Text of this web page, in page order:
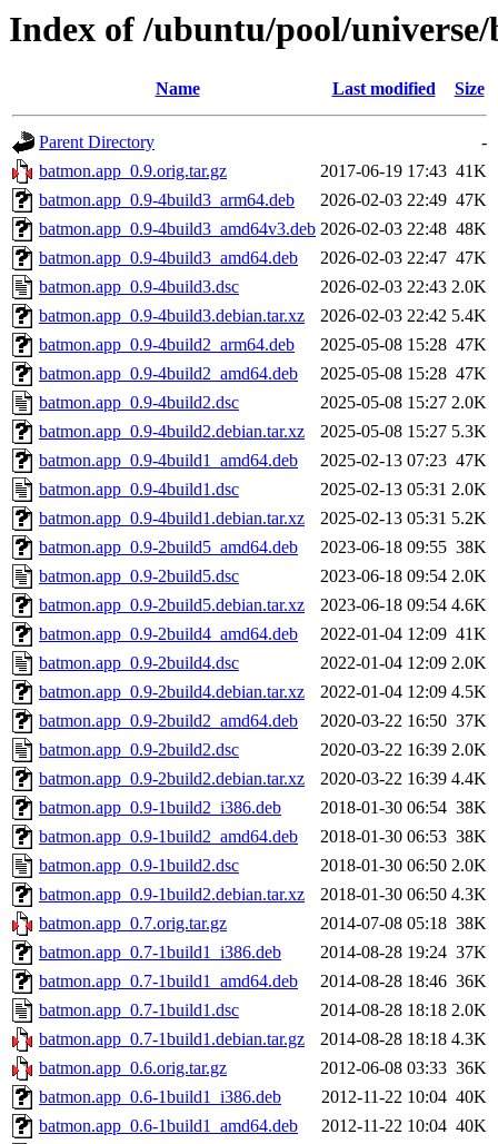
Index of /ubuntu/pool/
Name Last modified Size
Parent Directory
-
batmon.app_0.9.orig.tar.gz
2017-06-19 17:43 41K
batmon.app_0.9-4build3_arm64.deb
2026-02-03 22:49 47K
batmon.app_0.9-4build3_amd64v3.deb 2026-02-03 22:48 48K
batmon.app_0.9-4build3_amd64.deb
2026-02-03 22:47 47K
batmon.app_0.9-4build3.dsc
2026-02-03 22:43 2.0K
batmon.app_0.9-4build3.debian.tar.xz
2026-02-03 22:42 5.4K
batmon.app_0.9-4build2_arm64.deb
2025-05-08 15:28 47K
batmon.app_0.9-4build2_amd64.deb
2025-05-08 15:28 47K
batmon.app_0.9-4build2.dsc
2025-05-08 15:27 2.0K
batmon.app_0.9-4build2.debian.tar.xz
2025-05-08 15:27 5.3K
batmon.app_0.9-4build1_amd64.deb
2025-02-13 07:23 47K
batmon.app_0.9-4build1.dsc
2025-02-13 05:31 2.0K
batmon.app_0.9-4build1.debian.tar.xz
2025-02-13 05:31 5.2K
batmon.app_0.9-2build5_amd64.deb
2023-06-18 09:55 38K
batmon.app_0.9-2build5.dsc
2023-06-18 09:54 2.0K
batmon.app_0.9-2build5.debian.tar.xz
2023-06-18 09:54 4.6K
batmon.app_0.9-2build4_amd64.deb
2022-01-04 12:09 41K
batmon.app_0.9-2build4.dsc
2022-01-04 12:09 2.0K
batmon.app_0.9-2build4.debian.tar.xz
2022-01-04 12:09 4.5K
batmon.app_0.9-2build2_amd64.deb
2020-03-22 16:50 37K
batmon.app_0.9-2build2.dsc
2020-03-22 16:39 2.0K
batmon.app_0.9-2build2.debian.tar.xz
2020-03-22 16:39 4.4K
batmon.app_0.9-1build2_i386.deb
2018-01-30 06:54 38K
batmon.app_0.9-1build2_amd64.deb
2018-01-30 06:53 38K
batmon.app_0.9-1build2.dsc
2018-01-30 06:50 2.0K
batmon.app_0.9-1build2.debian.tar.xz
2018-01-30 06:50 4.3K
batmon.app_0.7.orig.tar.gz
2014-07-08 05:18 38K
batmon.app_0.7-1build1_i386.deb
2014-08-28 19:24 37K
batmon.app_0.7-1build1_amd64.deb
2014-08-28 18:46 36K
batmon.app_0.7-1build1.dsc
2014-08-28 18:18 2.0K
batmon.app_0.7-1build1.debian.tar.gz
2014-08-28 18:18 4.3K
batmon.app_0.6.orig.tar.gz
2012-06-08 03:33 36K
batmon.app_0.6-1build1_i386.deb
2012-11-22 10:04 40K
batmon.app_0.6-1build1_amd64.deb
2012-11-22 10:04 40K